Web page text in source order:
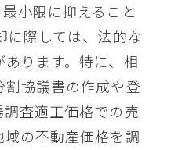
小限に抑えること
に際しては、法的な
ります。特に、相
協議書の作成や登
査適正価格での売
の不動産価格を調